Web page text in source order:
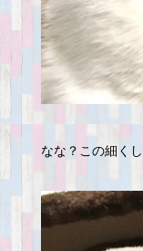
なな？この細く